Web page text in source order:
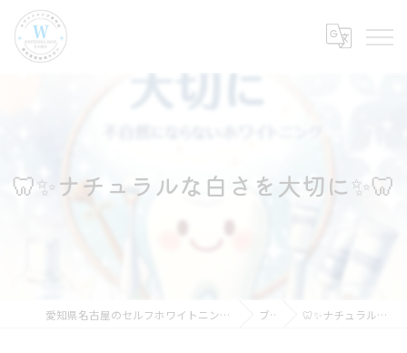
🦷✨ナチュラルな白さを大切に✨🦷
愛知県名古屋のセルフホワイトニングならホワイトニングショップ名古屋店 ブログ 🦷✨ナチュラルな白さを大切に✨🦷